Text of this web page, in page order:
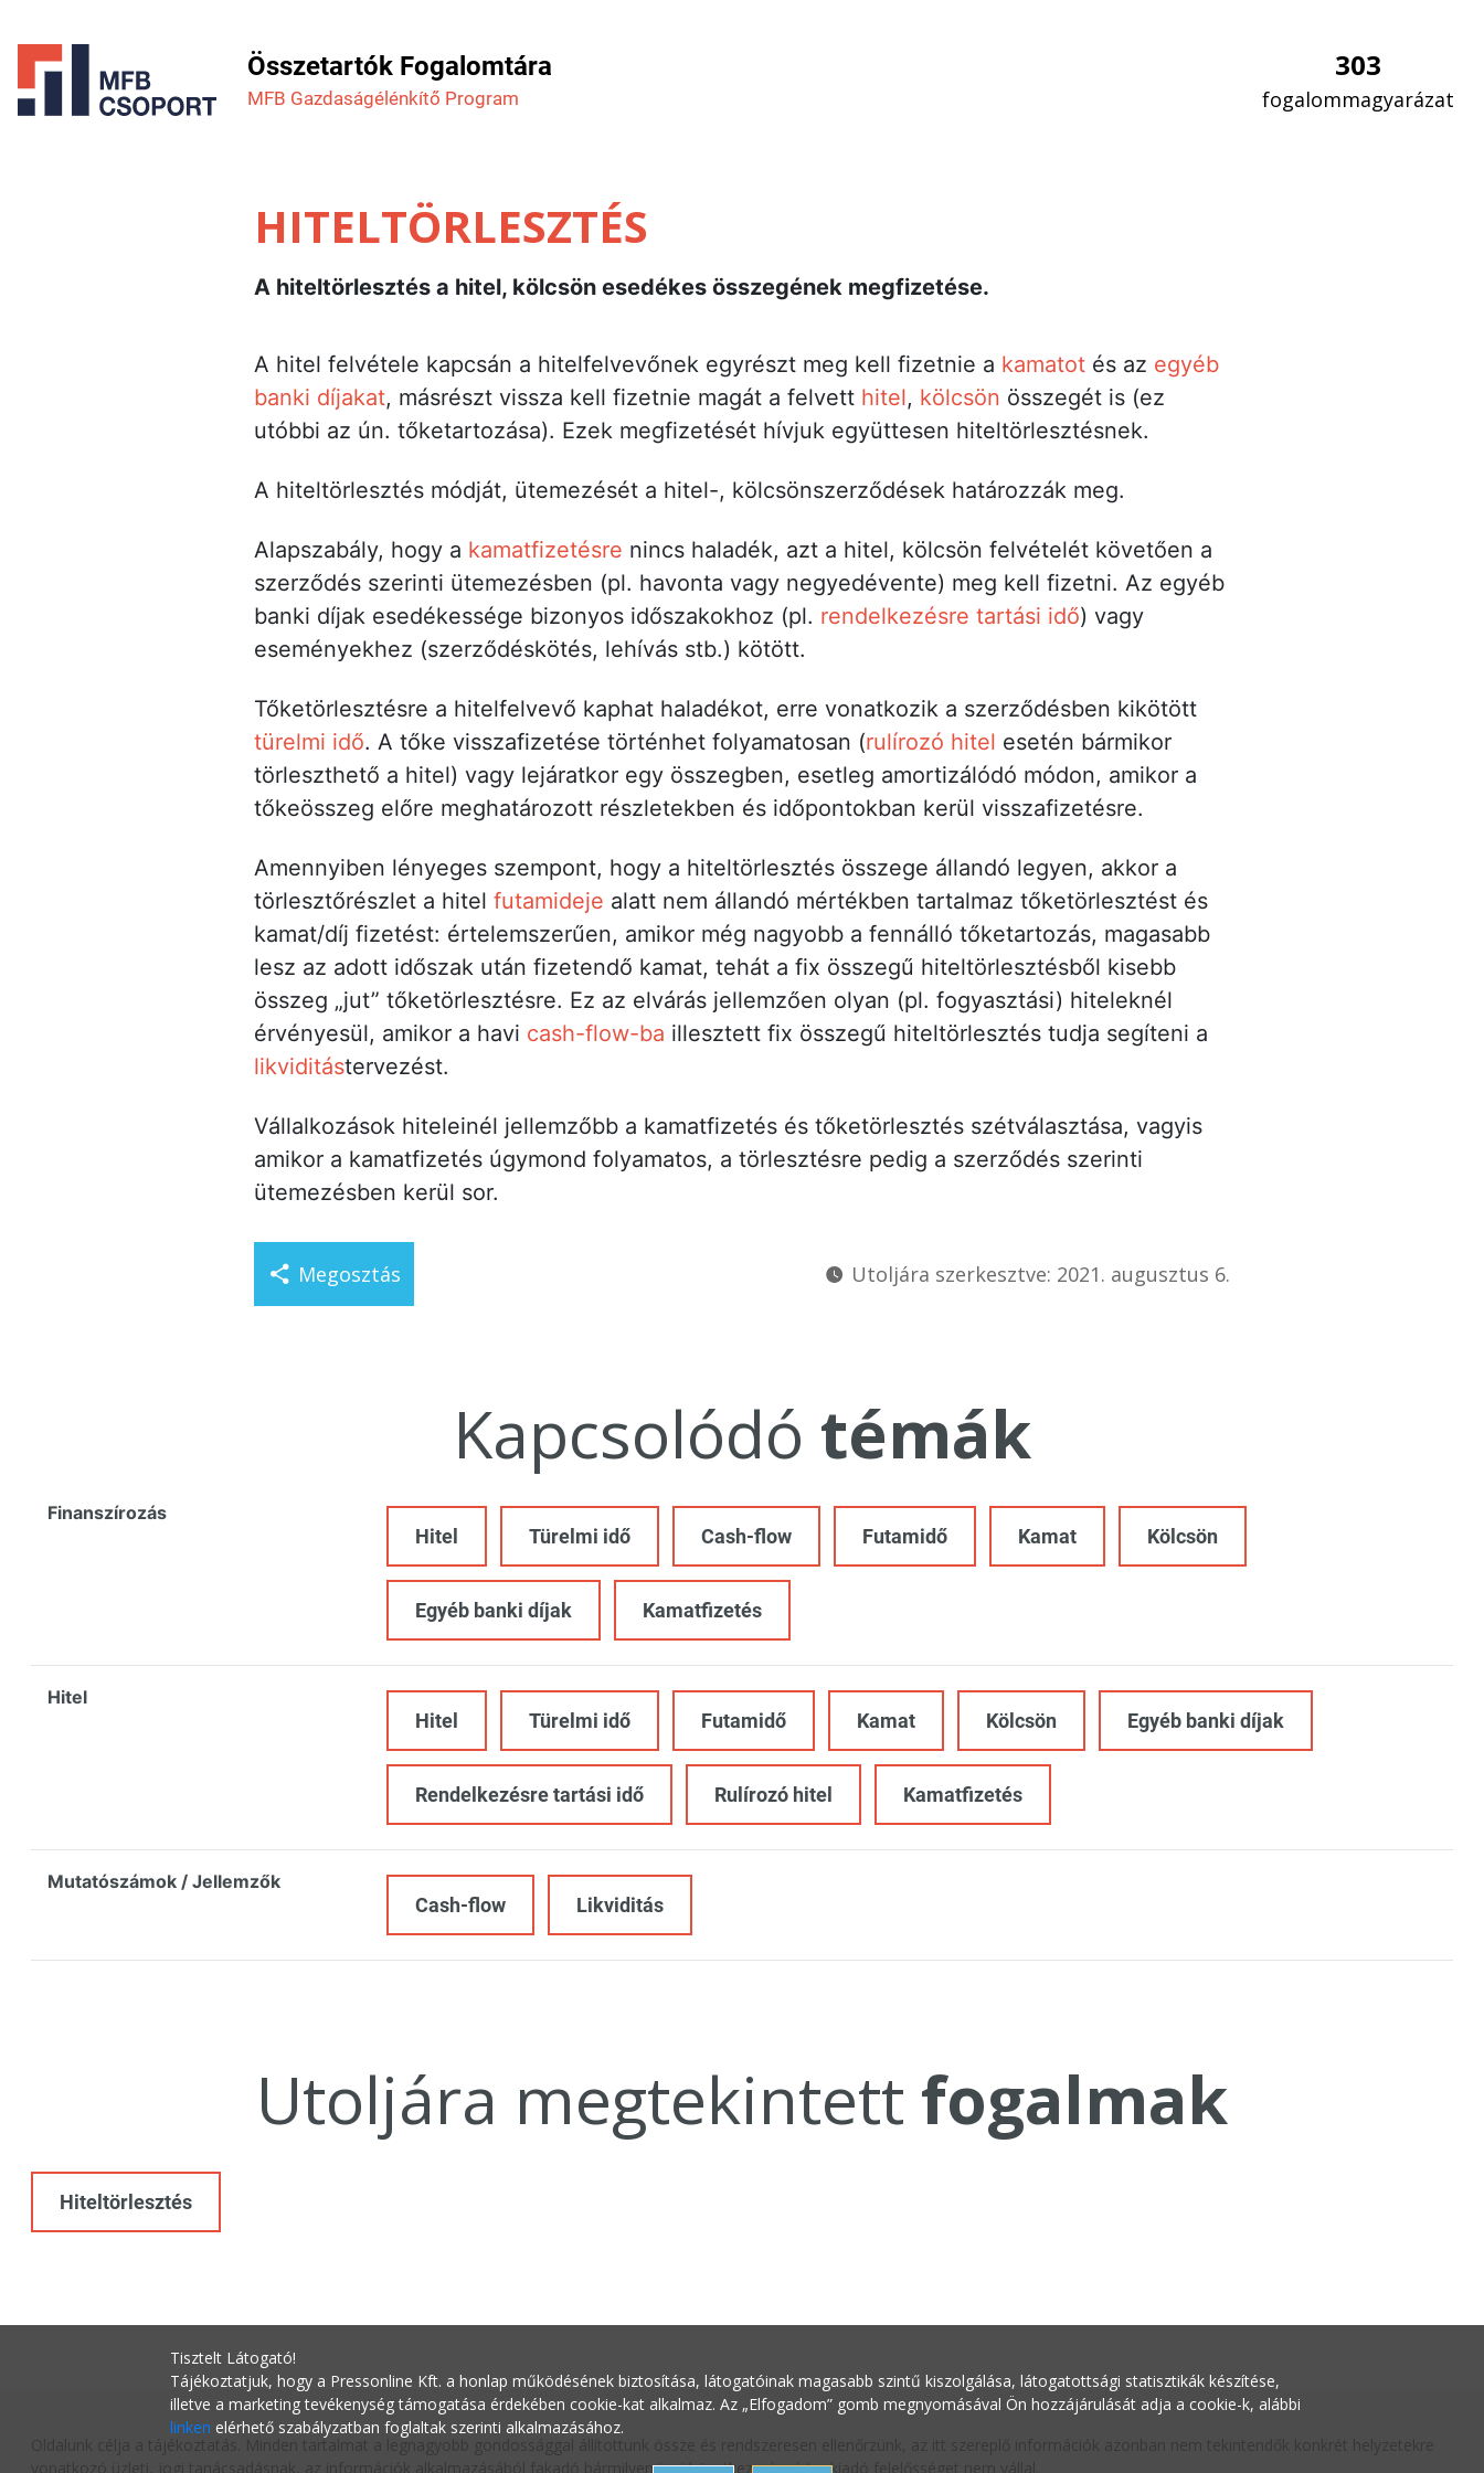
Összetartók Fogalomtára
MFB Gazdaság­élénkítő Program
303
fogalommagyarázat
HITELTÖRLESZTÉS
A hiteltörlesztés a hitel, kölcsön esedékes összegének megfizetése.
A hitel felvétele kapcsán a hitelfelvevőnek egyrészt meg kell fizetnie a kamatotés az egyéb
banki díjakat, másrészt vissza kell fizetnie magát a felvett hitel, kölcsön összegét is (ez
utóbbi az ún. tőketartozása). Ezek megfizetését hívjuk együttesen hiteltörlesztésnek.
A hiteltörlesztés módját, ütemezését a hitel-, kölcsönszerződések határozzák meg.
Alapszabály, hogy a kamatfizetésre nincs haladék, azt a hitel, kölcsön felvételét követően a
szerződés szerinti ütemezésben (pl. havonta vagy negyedévente) meg kell fizetni. Az egyéb
banki díjak esedékessége bizonyos időszakokhoz (pl. rendelkezésre tartási idő) vagy
eseményekhez (szerződéskötés, lehívás stb.) kötött.
Tőketörlesztésre a hitelfelvevő kaphat haladékot, erre vonatkozik a szerződésben kikötött
türelmi idő. A tőke visszafizetése történhet folyamatosan (rulírozó hitel esetén bármikor
törleszthető a hitel) vagy lejáratkor egy összegben, esetleg amortizálódó módon, amikor a
tőkeösszeg előre meghatározott részletekben és időpontokban kerül visszafizetésre.
Amennyiben lényeges szempont, hogy a hiteltörlesztés összege állandó legyen, akkor a
törlesztőrészlet a hitel futamideje alatt nem állandó mértékben tartalmaz tőketörlesztést és
kamat/díj fizetést: értelemszerűen, amikor még nagyobb a fennálló tőketartozás, magasabb
lesz az adott időszak után fizetendő kamat, tehát a fix összegű hiteltörlesztésből kisebb
összeg „jut” tőketörlesztésre. Ez az elvárás jellemzően olyan (pl. fogyasztási) hiteleknél
érvényesül, amikor a havi cash-flow-ba illesztett fix összegű hiteltörlesztés tudja segíteni a
likviditástervezést.
Vállalkozások hiteleinél jellemzőbb a kamatfizetés és tőketörlesztés szétválasztása, vagyis
amikor a kamatfizetés úgymond folyamatos, a törlesztésre pedig a szerződés szerinti
ütemezésben kerül sor.
Megosztás Utoljára szerkesztve: 2021. augusztus 6.
Kapcsolódó témák
Finanszírozás
Hitel Türelmi idő Cash-flow Futamidő Kamat Kölcsön
Egyéb banki díjak Kamatfizetés
Hitel
Hitel Türelmi idő Futamidő Kamat Kölcsön Egyéb banki díjak
Rendelkezésre tartási idő Rulírozó hitel Kamatfizetés
Mutatószámok / Jellemzők
Cash-flow Likviditás
Utoljára megtekintett fogalmak
Hiteltörlesztés
Oldalunk célja a tájékoztatás. Minden tartalmat a legnagyobb gondossággal állítottunk össze és rendszeresen ellenőrzünk, az itt szereplő információk azonban nem tekintendők konkrét helyzetekre
vonatkozó üzleti, jogi tanácsadásnak, az információk alkalmazásából fakadó bármilyen jogi következményért a kiadó felelősséget nem vállal.
Tisztelt Látogató!
Tájékoztatjuk, hogy a Pressonline Kft. a honlap működésének biztosítása, látogatóinak magasabb szintű kiszolgálása, látogatottsági statisztikák készítése,
illetve a marketing tevékenység támogatása érdekében cookie-kat alkalmaz. Az „Elfogadom” gomb megnyomásával Ön hozzájárulását adja a cookie-k, alábbi
linken elérhető szabályzatban foglaltak szerinti alkalmazásához.